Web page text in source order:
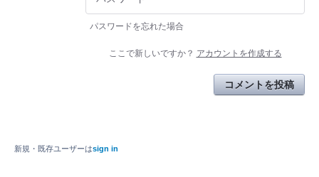
パスワードを忘れた場合
ここで新しいですか？ アカウントを作成する
コメントを投稿
新規・既存ユーザーはsign in